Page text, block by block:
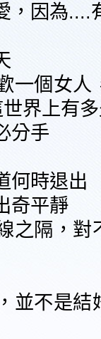
，因為....
一個女
界上有
分手
何時退出
奇平靜
之隔，對
並不是結